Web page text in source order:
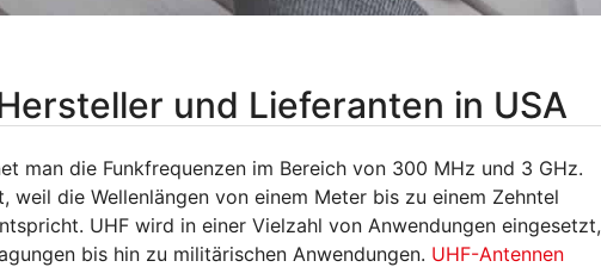
und Lieferanten in USA
man die Funkfrequenzen im Bereich von 300 MHz und 3 GHz.
weil die Wellenlängen von einem Meter bis zu einem Zehntel
UHF wird in einer Vielzahl von Anwendungen eingesetzt,
bis hin zu militärischen Anwendungen. UHF-Antennen